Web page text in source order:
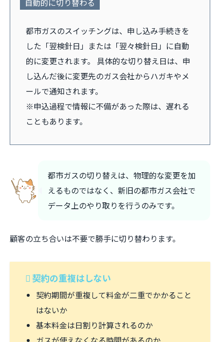
自動的に切り替わる
都市ガスのスイッチングは、申し込み手続きを
した「翌検針日」または「翌々検針日」に自動
的に変更されます。 具体的な切り替え日は、申
し込んだ後に変更先のガス会社からハガキやメ
ールで通知されます。
※申込過程で情報に不備があった際は、遅れる
こともあります。
都市ガスの切り替えは、物理的な変更を加
えるものではなく、新旧の都市ガス会社で
データ上のやり取りを行うのみです。
顧客の立ち合いは不要で勝手に切り替わります。
契約の重複はしない
契約期間が重複して料金が二重でかかること
はないか
基本料金は日割り計算されるのか